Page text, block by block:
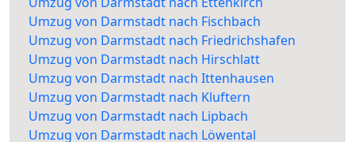
Umzug von Darmstadt nach Fischbach
Umzug von Darmstadt nach Friedrichshafen
Umzug von Darmstadt nach Hirschlatt
Umzug von Darmstadt nach Ittenhausen
Umzug von Darmstadt nach Kluftern
Umzug von Darmstadt nach Lipbach
Umzug von Darmstadt nach Löwental